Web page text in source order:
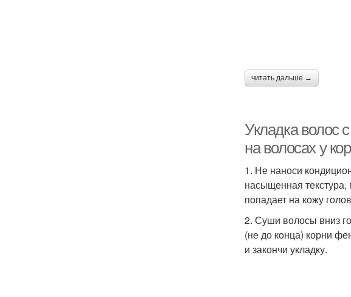
читать дальше →
Укладка волос
на волосах у
1. Не наноси
насыщенная текстура,
попадает на кожу
2. Суши волосы вниз
(не до конца) корни
и закончи укладку.